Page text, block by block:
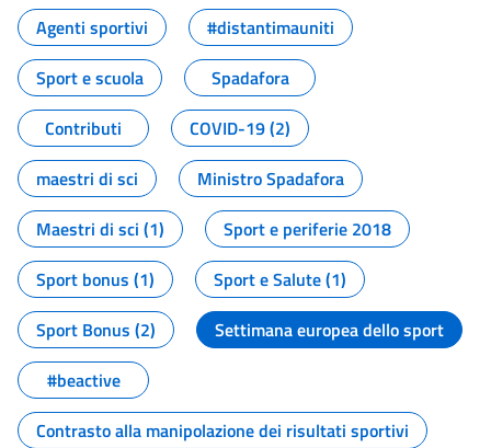
Agenti sportivi
#distantimauniti
Sport e scuola
Spadafora
Contributi
COVID-19 (2)
maestri di sci
Ministro Spadafora
Maestri di sci (1)
Sport e periferie 2018
Sport bonus (1)
Sport e Salute (1)
Sport Bonus (2)
Settimana europea dello sport
#beactive
Contrasto alla manipolazione dei risultati sportivi